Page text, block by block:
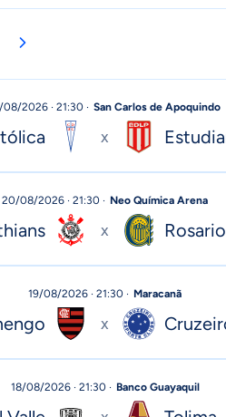
08/2026 · 21:30 · San Carlos de Apoquindo
x
20/08/2026 · 21:30 · Neo Química Arena
x
19/08/2026 · 21:30 · Maracanã
x
18/08/2026 · 21:30 · Banco Guayaquil